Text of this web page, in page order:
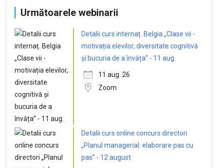
Următoarele webinarii
Detalii curs internaț. Belgia „Clase vii -
motivația elevilor, diversitate cognitivă
și bucuria de a învăța” - 11 aug.
11 aug. 26
Zoom
Detalii curs online concurs directori
„Planul managerial: elaborare pas cu
pas” - 12 august